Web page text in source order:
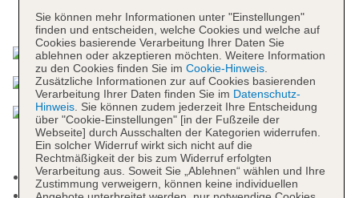
Das bietet Ihre Unterkunft
Nichtraucherhotel
Sie können mehr Informationen unter "Einstellungen"
finden und entscheiden, welche Cookies und welche auf
Cookies basierende Verarbeitung Ihrer Daten Sie
ablehnen oder akzeptieren möchten. Weitere Information
zu den Cookies finden Sie im Cookie-Hinweis.
Zusätzliche Informationen zur auf Cookies basierenden
Verarbeitung Ihrer Daten finden Sie im Datenschutz-
Hinweis. Sie können zudem jederzeit Ihre Entscheidung
über "Cookie-Einstellungen" [in der Fußzeile der
Webseite] durch Ausschalten der Kategorien widerrufen.
Ein solcher Widerruf wirkt sich nicht auf die
Rechtmäßigkeit der bis zum Widerruf erfolgten
Verarbeitung aus. Soweit Sie „Ablehnen“ wählen und Ihre
Zustimmung verweigern, können keine individuellen